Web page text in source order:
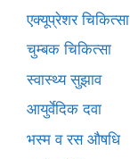
एक्यूप्रेशर चिकित्सा
चुम्बक चिकित्सा
स्वास्थ्य सुझाव
आयुर्वेदिक दवा
भस्म व रस औषधि